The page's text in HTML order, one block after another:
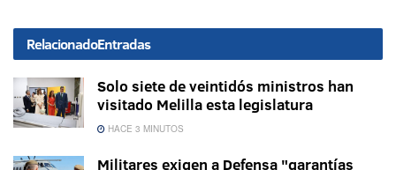
RelacionadoEntradas
Solo siete de veintidós ministros han
visitado Melilla esta legislatura
HACE 3 MINUTOS
Militares exigen a Defensa "garantías